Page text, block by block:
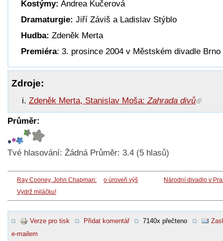
Kostýmy: Andrea Kučerová
Dramaturgie: Jiří Záviš a Ladislav Stýblo
Hudba: Zdeněk Merta
Premiéra: 3. prosince 2004 v Městském divadle Brno
Zdroje:
Zdeněk Merta, Stanislav Moša: Zahrada divů
Průměr:
Tvé hlasování: Žádná Průměr: 3.4 (5 hlasů)
Ray Cooney, John Chapman:
Vydrž miláčku!
o úroveň výš Národní divadlo v
Verze pro tisk Přidat komentář 7140x přečteno
e-mailem